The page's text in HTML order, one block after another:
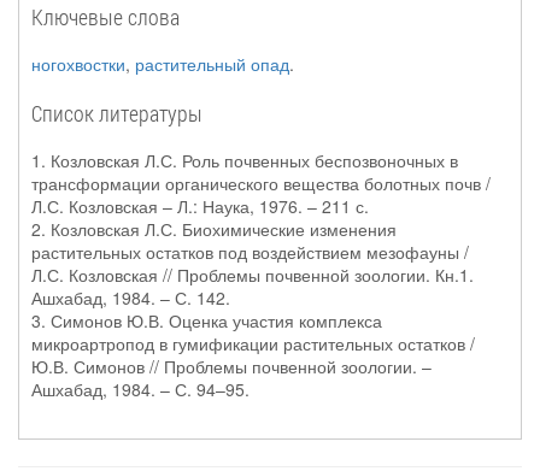
Ключевые слова
ногохвостки, растительный опад.
Список литературы
1. Козловская Л.С. Роль почвенных беспозвоночных в
трансформации органического вещества болотных почв /
Л.С. Козловская – Л.: Наука, 1976. – 211 с.
2. Козловская Л.С. Биохимические изменения
растительных остатков под воздействием мезофауны /
Л.С. Козловская // Проблемы почвенной зоологии. Кн.1.
Ашхабад, 1984. – С. 142.
3. Симонов Ю.В. Оценка участия комплекса
микроартропод в гумификации растительных остатков /
Ю.В. Симонов // Проблемы почвенной зоологии. –
Ашхабад, 1984. – С. 94–95.